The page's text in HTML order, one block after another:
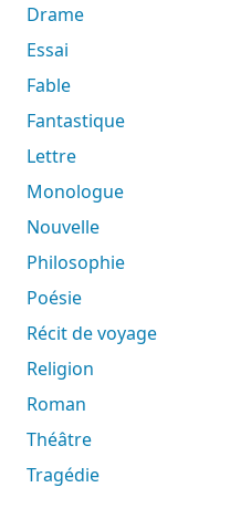
Drame
Essai
Fable
Fantastique
Lettre
Monologue
Nouvelle
Philosophie
Poésie
Récit de voyage
Religion
Roman
Théâtre
Tragédie